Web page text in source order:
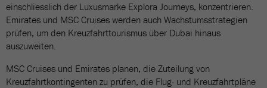
einschliesslich der Luxusmarke Explora Journeys, konzentrieren.
Emirates und MSC Cruises werden auch Wachstumsstrategien
prüfen, um den Kreuzfahrttourismus über Dubai hinaus
auszuweiten.
MSC Cruises und Emirates planen, die Zuteilung von
Kreuzfahrtkontingenten zu prüfen, die Flug- und Kreuzfahrtpläne